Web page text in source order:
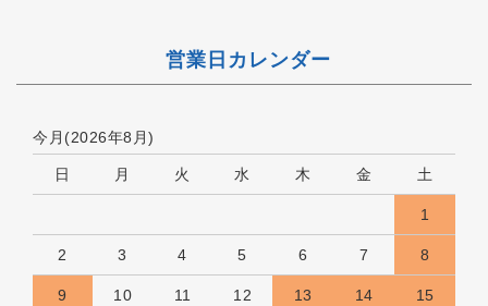
営業日カレンダー
今月(2026年8月)
日 月 火 水 木 金 土
1
2 3 4 5 6 7 8
9 10 11 12 13 14 15